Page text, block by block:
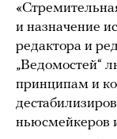
и назначение
редактора и
„Ведомостей“
принципам и
ньюсмейкеров